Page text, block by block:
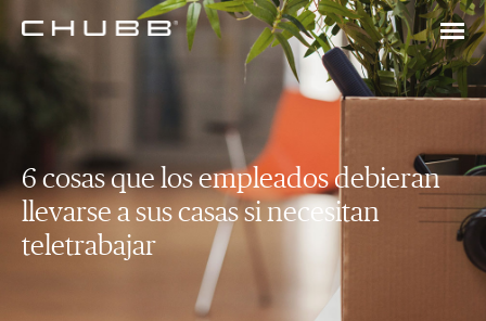
6 cosas que los empleados debieran
llevarse a sus casas si necesitan
teletrabajar